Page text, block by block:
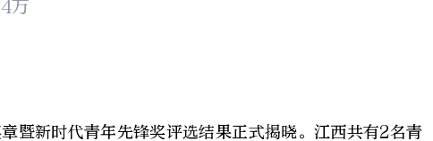
万
暨新时代青年先锋奖评选结果正式揭晓。江西共有2名青